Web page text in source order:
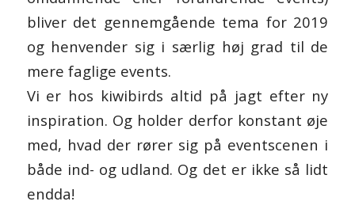
bliver det gennemgående tema for 2019
og henvender sig i særlig høj grad til de
mere faglige events.
Vi er hos kiwibirds altid på jagt efter ny
inspiration. Og holder derfor konstant øje
med, hvad der rører sig på eventscenen i
både ind- og udland. Og det er ikke så lidt
endda!